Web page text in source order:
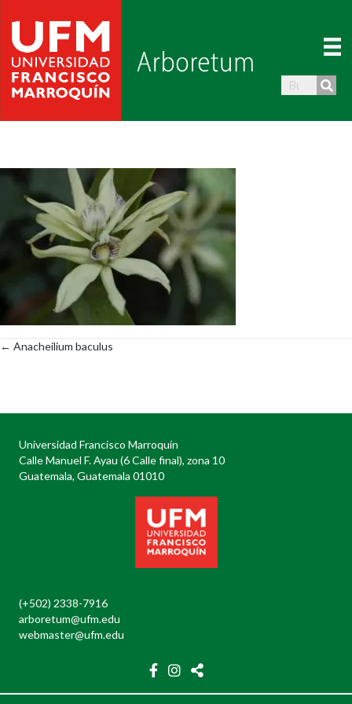
Posts
← Anacheilium baculus
Universidad Francisco Marroquín
Calle Manuel F. Ayau (6 Calle final), zona 10
Guatemala, Guatemala 01010
(+502) 2338-7916
arboretum@ufm.edu
webmaster@ufm.edu